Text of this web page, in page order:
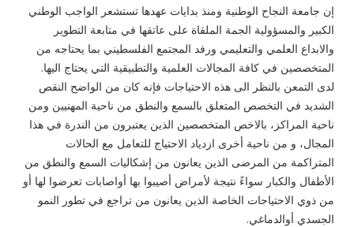
إن جامعة النجاح الوطنية ومنذ بدايات عهدها تستشعر الواجب الوطني
الكبير والمسؤولية الجمة الملقاة على عاتقها في متابعة التطوير
والابداع العلمي والتعليمي ورفد المجتمع الفلسطيني بما يحتاجه من
المتخصصين في كافة المجالات العلمية والتطبيقية التي يحتاج اليها.
لدى التمعن بالنظر الى هذه الاحتياجات فإنه كان من الواضح النقص
الشديد في التخصص المتعلق بالسمع والنطق من ناحية المهنيين ومن
ناحية المراكز، بالاخص المتخصصين الذين يعتبرون من الندرة في هذا
المجال، و من ناحية أخرى ازدياد الاحتياج للتعامل مع الحالات
المتراكمة من المرضى الذين يعانون من إشكاليات السمع والنطق من
الأطفال والكبار سواءً نتيجة لأمراض أصيبوا بها أواصابات تعرضوا لها أو
من ذوي الاحتياجات الخاصة الذين يعانون من تراجع في تطور النمو
الجسدي أوالدماغي.